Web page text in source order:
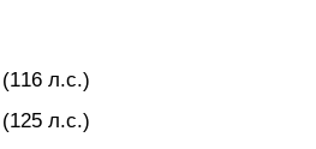
л.с.)
л.с.)